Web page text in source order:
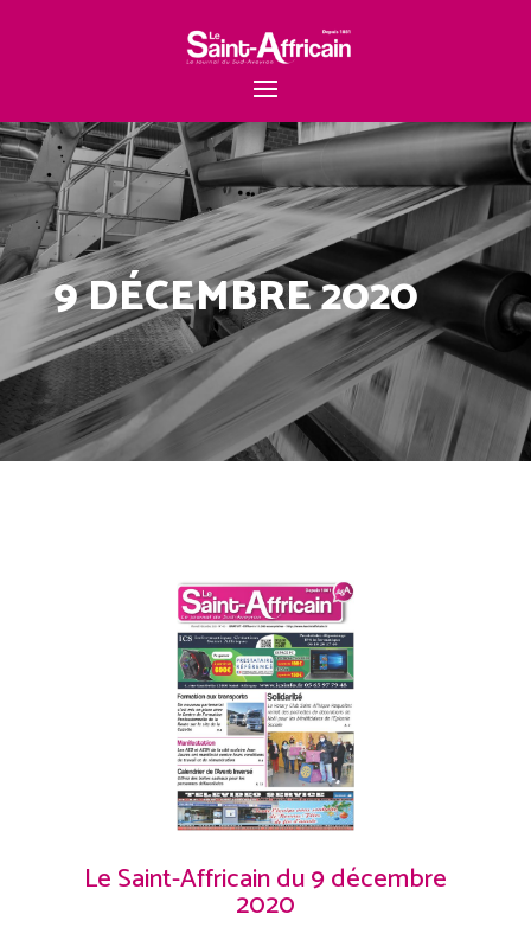
9 DÉCEMBRE 2020
Le Saint-Affricain du 9 décembre
2020